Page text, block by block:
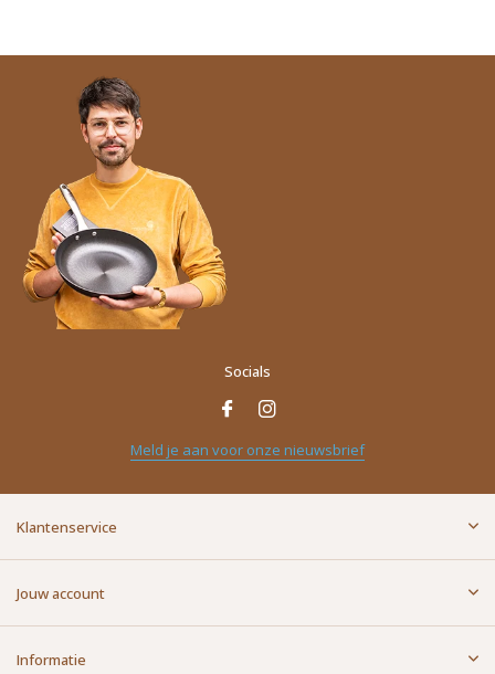
Socials
Meld je aan voor onze nieuwsbrief
Klantenservice
Jouw account
Informatie